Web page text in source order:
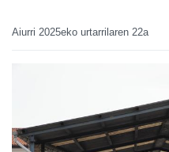
Aiurri 2025eko urtarrilaren 22a